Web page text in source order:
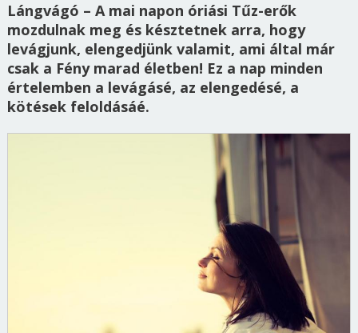
Lángvágó – A mai napon óriási Tűz-erők
mozdulnak meg és késztetnek arra, hogy
levágjunk, elengedjünk valamit, ami által már
csak a Fény marad életben! Ez a nap minden
értelemben a levágásé, az elengedésé, a
kötések feloldásáé.